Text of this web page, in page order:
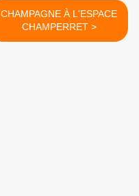
CHAMPAGNE À L'ESPACE
CHAMPERRET >